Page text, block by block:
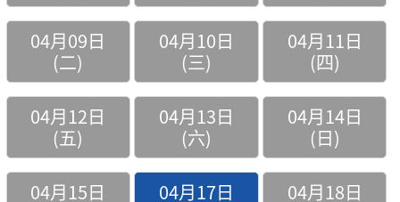
04月09日
(二)
04月10日
(三)
04月11日
(四)
04月12日
(五)
04月13日
(六)
04月14日
(日)
04月15日
04月17日
04月18日